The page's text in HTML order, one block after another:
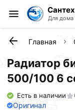
Для дома
Главная
Радиатор
500/100 6
Есть в наличии
Оригинал